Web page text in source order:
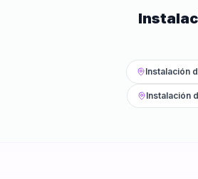
Instalación
Instalación